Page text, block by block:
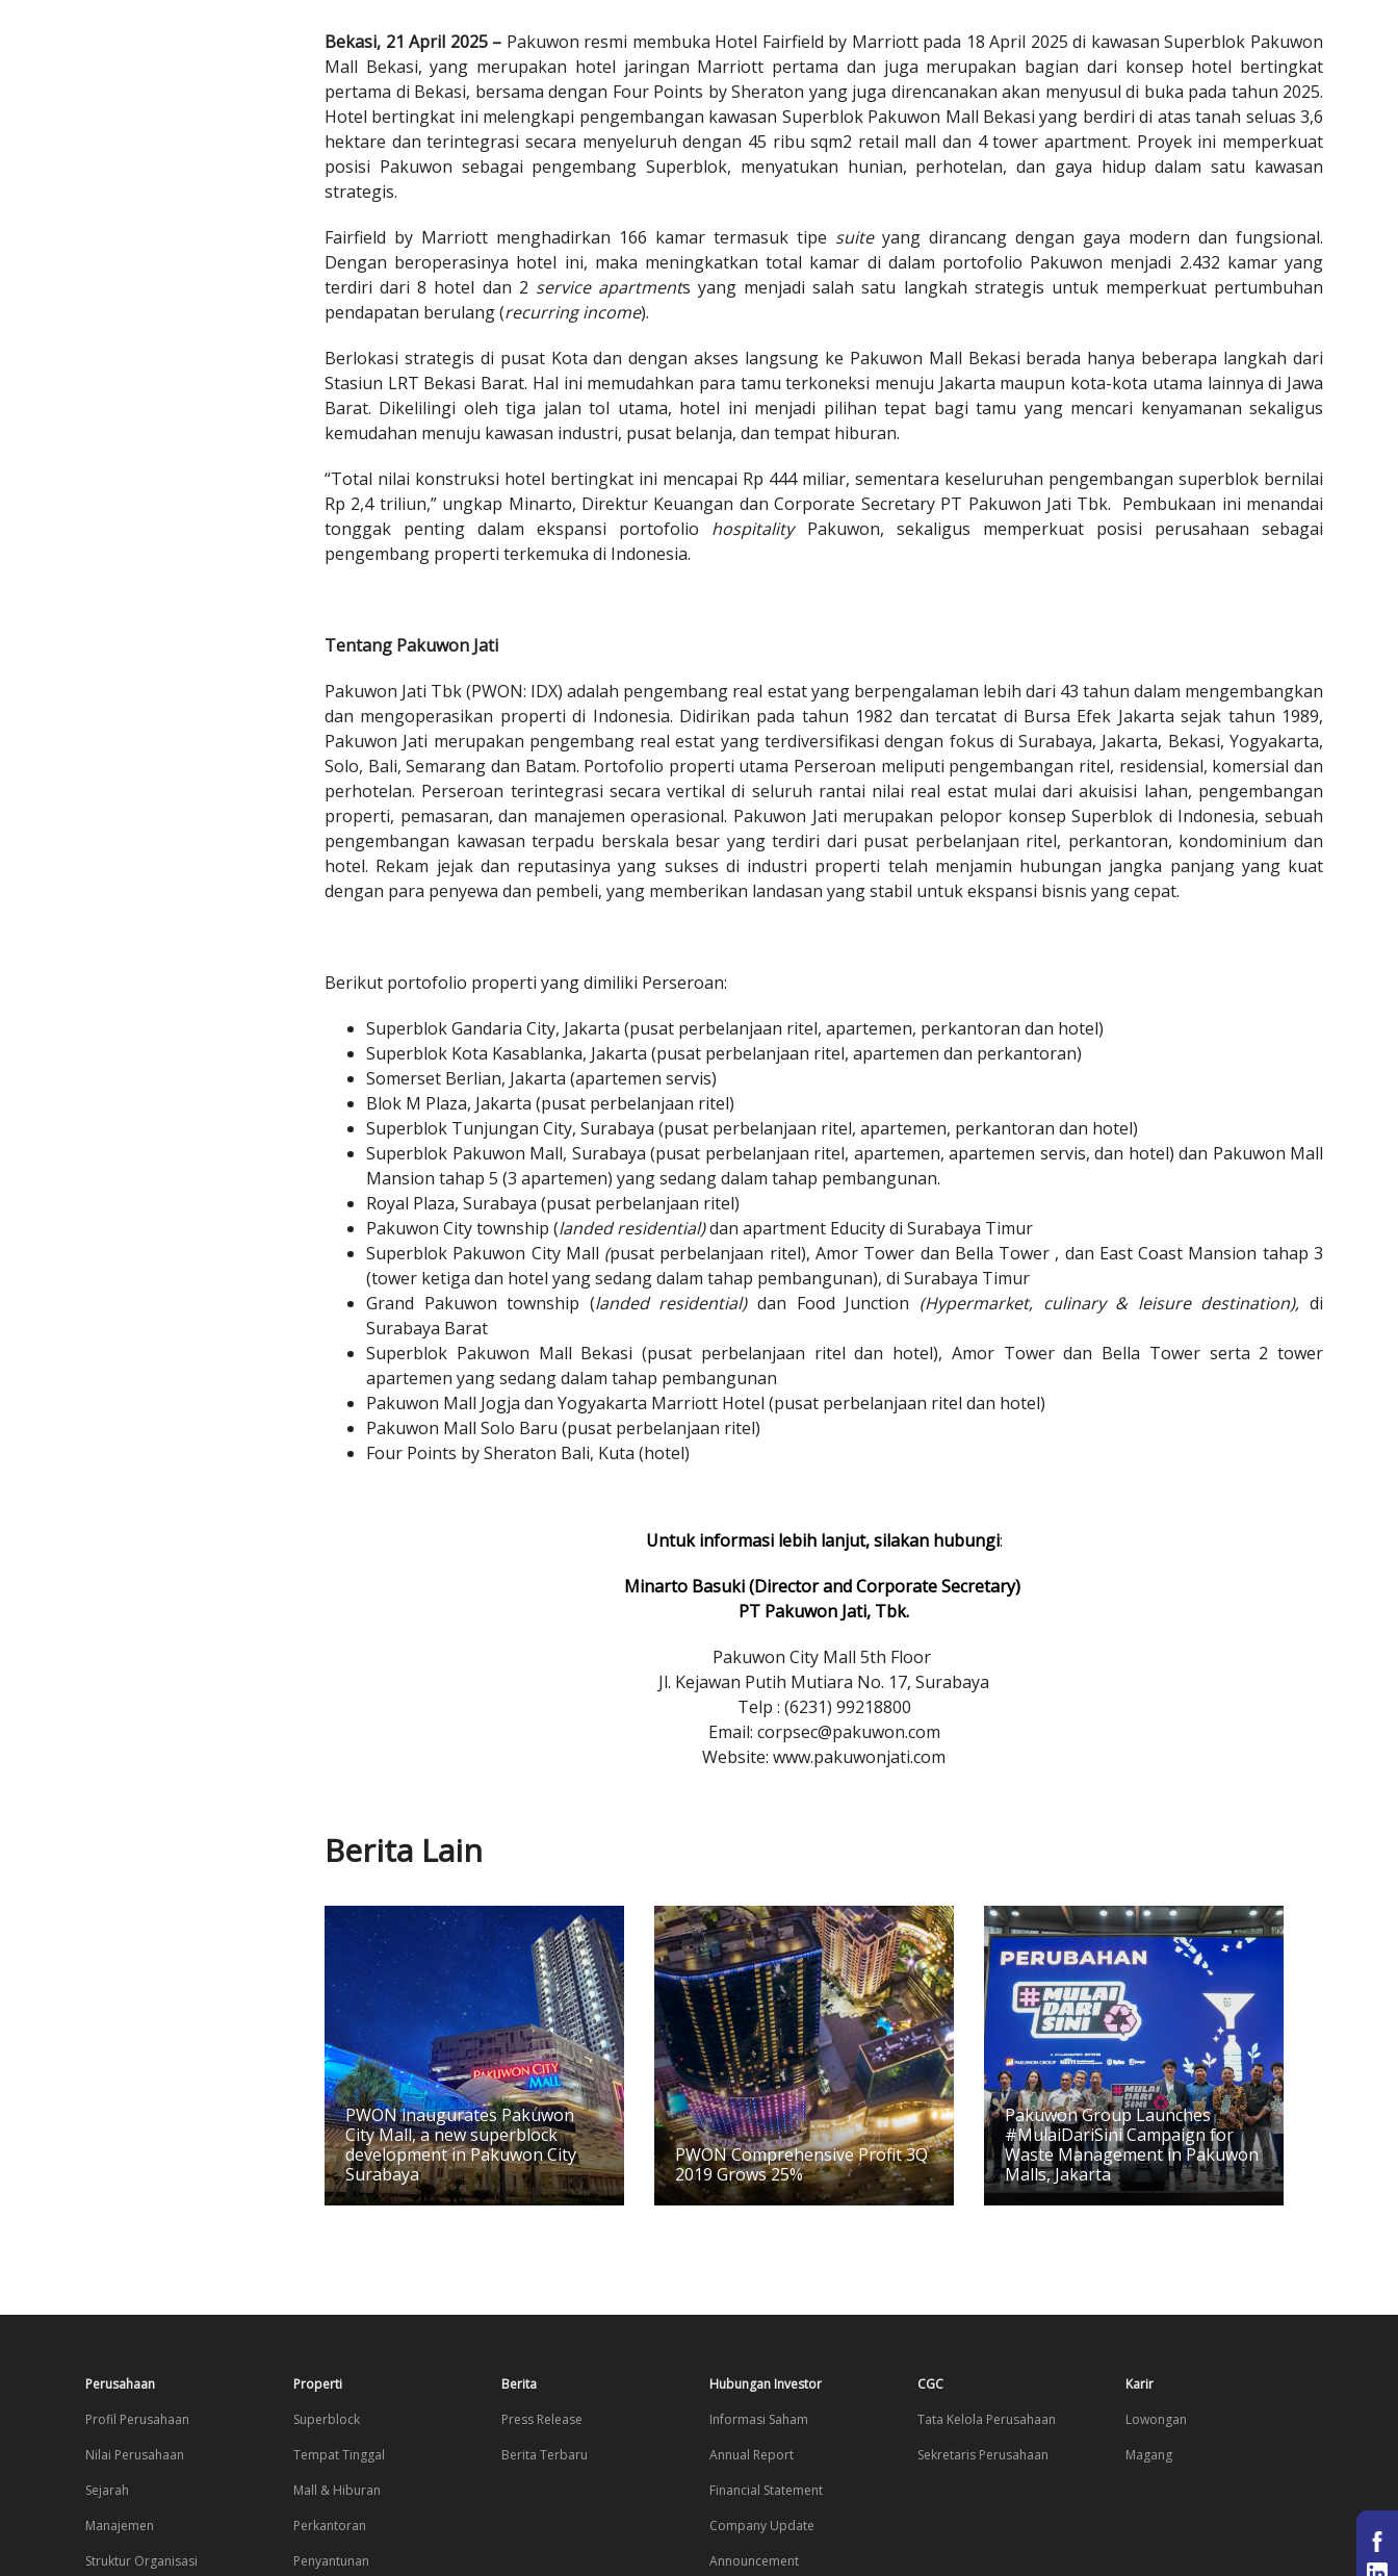
Bekasi, 21 April 2025 – Pakuwon resmi membuka Hotel Fairfield by Marriott pada 18 April 2025 di kawasan Superblok Pakuwon
Mall Bekasi, yang merupakan hotel jaringan Marriott pertama dan juga merupakan bagian dari konsep hotel bertingkat
pertama di Bekasi, bersama dengan Four Points by Sheraton yang juga direncanakan akan menyusul di buka pada tahun 2025.
Hotel bertingkat ini melengkapi pengembangan kawasan Superblok Pakuwon Mall Bekasi yang berdiri di atas tanah seluas 3,6
hektare dan terintegrasi secara menyeluruh dengan 45 ribu sqm2 retail mall dan 4 tower apartment. Proyek ini memperkuat
posisi Pakuwon sebagai pengembang Superblok, menyatukan hunian, perhotelan, dan gaya hidup dalam satu kawasan
strategis.
Fairfield by Marriott menghadirkan 166 kamar termasuk tipe suiteyang dirancang dengan gaya modern dan fungsional.
Dengan beroperasinya hotel ini, maka meningkatkan total kamar di dalam portofolio Pakuwon menjadi 2.432 kamar yang
terdiri dari 8 hotel dan 2 service apartments yang menjadi salah satu langkah strategis untuk memperkuat pertumbuhan
pendapatan berulang (recurring income).
Berlokasi strategis di pusat Kota dan dengan akses langsung ke Pakuwon Mall Bekasi berada hanya beberapa langkah dari
Stasiun LRT Bekasi Barat. Hal ini memudahkan para tamu terkoneksi menuju Jakarta maupun kota-kota utama lainnya di Jawa
Barat. Dikelilingi oleh tiga jalan tol utama, hotel ini menjadi pilihan tepat bagi tamu yang mencari kenyamanan sekaligus
kemudahan menuju kawasan industri, pusat belanja, dan tempat hiburan.
“Total nilai konstruksi hotel bertingkat ini mencapai Rp 444 miliar, sementara keseluruhan pengembangan superblok bernilai
Rp 2,4 triliun,” ungkap Minarto, Direktur Keuangan dan Corporate Secretary PT Pakuwon Jati Tbk. Pembukaan ini menandai
tonggak penting dalam ekspansi portofolio hospitalityPakuwon, sekaligus memperkuat posisi perusahaan sebagai
pengembang properti terkemuka di Indonesia.
Tentang Pakuwon Jati
Pakuwon Jati Tbk (PWON: IDX) adalah pengembang real estat yang berpengalaman lebih dari 43 tahun dalam mengembangkan
dan mengoperasikan properti di Indonesia. Didirikan pada tahun 1982 dan tercatat di Bursa Efek Jakarta sejak tahun 1989,
Pakuwon Jati merupakan pengembang real estat yang terdiversifikasi dengan fokus di Surabaya, Jakarta, Bekasi, Yogyakarta,
Solo, Bali, Semarang dan Batam. Portofolio properti utama Perseroan meliputi pengembangan ritel, residensial, komersial dan
perhotelan. Perseroan terintegrasi secara vertikal di seluruh rantai nilai real estat mulai dari akuisisi lahan, pengembangan
properti, pemasaran, dan manajemen operasional. Pakuwon Jati merupakan pelopor konsep Superblok di Indonesia, sebuah
pengembangan kawasan terpadu berskala besar yang terdiri dari pusat perbelanjaan ritel, perkantoran, kondominium dan
hotel. Rekam jejak dan reputasinya yang sukses di industri properti telah menjamin hubungan jangka panjang yang kuat
dengan para penyewa dan pembeli, yang memberikan landasan yang stabil untuk ekspansi bisnis yang cepat.
Berikut portofolio properti yang dimiliki Perseroan:
Superblok Gandaria City, Jakarta (pusat perbelanjaan ritel, apartemen, perkantoran dan hotel)
Superblok Kota Kasablanka, Jakarta (pusat perbelanjaan ritel, apartemen dan perkantoran)
Somerset Berlian, Jakarta (apartemen servis)
Blok M Plaza, Jakarta (pusat perbelanjaan ritel)
Superblok Tunjungan City, Surabaya (pusat perbelanjaan ritel, apartemen, perkantoran dan hotel)
Superblok Pakuwon Mall, Surabaya (pusat perbelanjaan ritel, apartemen, apartemen servis, dan hotel) dan Pakuwon Mall
Mansion tahap 5 (3 apartemen) yang sedang dalam tahap pembangunan.
Royal Plaza, Surabaya (pusat perbelanjaan ritel)
Pakuwon City township (landed residential)dan apartment Educitydi Surabaya Timur
Superblok Pakuwon City Mall (pusat perbelanjaan ritel), Amor Tower dan Bella Tower , dan East Coast Mansion tahap 3
(tower ketiga dan hotel yang sedang dalam tahap pembangunan), di Surabaya Timur
Grand Pakuwon township (landed residential)dan Food Junction (Hypermarket, culinary & leisure destination), di
Surabaya Barat
Superblok Pakuwon Mall Bekasi (pusat perbelanjaan ritel dan hotel), Amor Tower dan Bella Tower serta 2 tower
apartemen yang sedang dalam tahap pembangunan
Pakuwon Mall Jogja dan Yogyakarta Marriott Hotel (pusat perbelanjaan ritel dan hotel)
Pakuwon Mall Solo Baru (pusat perbelanjaan ritel)
Four Points by Sheraton Bali, Kuta (hotel)
Untuk informasi lebih lanjut, silakan hubungi:
Minarto Basuki (Director and Corporate Secretary)
PT Pakuwon Jati, Tbk.
Pakuwon City Mall 5th Floor
Jl. Kejawan Putih Mutiara No. 17, Surabaya
Telp : (6231) 99218800
Email: corpsec@pakuwon.com
Website: www.pakuwonjati.com
Berita Lain
PWON inaugurates Pakuwon
City Mall, a new superblock
development in Pakuwon City
Surabaya
PWON Comprehensive Profit 3Q
2019 Grows 25%
Pakuwon Group Launches
#MulaiDariSini Campaign for
Waste Management in Pakuwon
Malls, Jakarta
Perusahaan
Profil Perusahaan
Nilai Perusahaan
Sejarah
Manajemen
Struktur Organisasi
Properti
Superblock
Tempat Tinggal
Mall & Hiburan
Perkantoran
Penyantunan
Berita
Press Release
Berita Terbaru
Hubungan Investor
Informasi Saham
Annual Report
Financial Statement
Company Update
Announcement
CGC
Tata Kelola Perusahaan
Sekretaris Perusahaan
Karir
Lowongan
Magang